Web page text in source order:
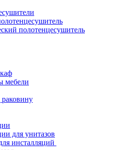
полотенцесушитель
мебели
для унитазов
инсталляций